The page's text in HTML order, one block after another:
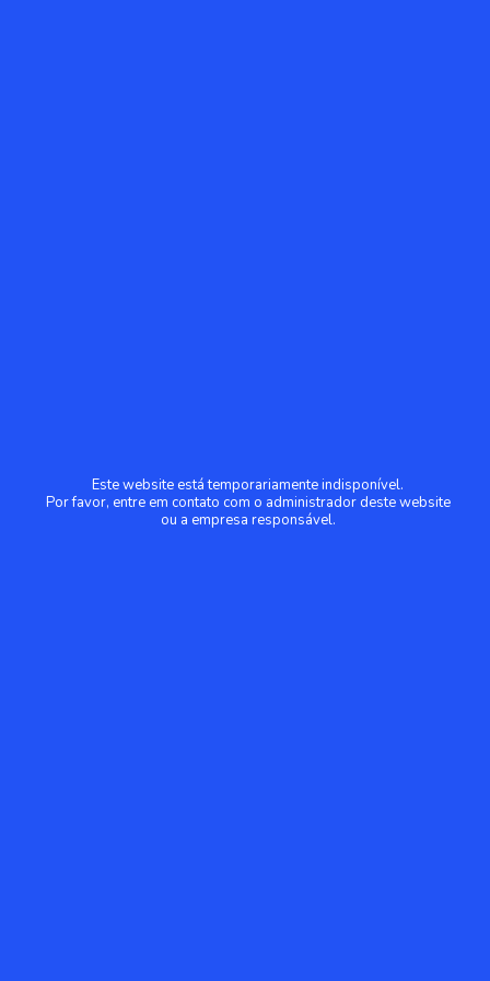
Este website está temporariamente indisponível.
Por favor, entre em contato com o administrador deste website
ou a empresa responsável.